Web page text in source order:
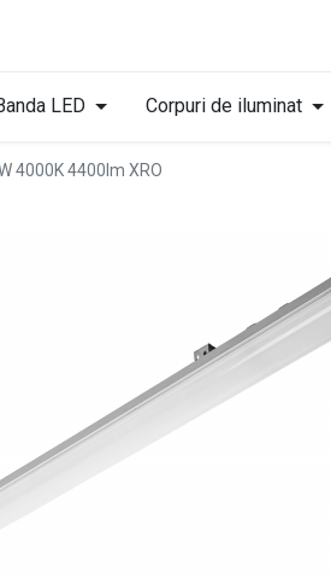
LED Corpuri de iluminat
4000K 4400lm XRO